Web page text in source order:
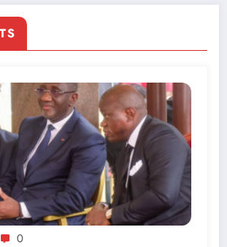
0